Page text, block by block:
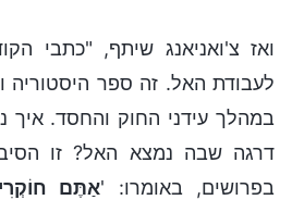
ואז צ'ואניאנג שיתף, "כתבי
לעבודת האל. זה ספר היסטוריה
במהלך עידני החוק והחסד. איך
דרגה שבה נמצא האל? זו
בפרושים, באומרו: 'אַתֶּם